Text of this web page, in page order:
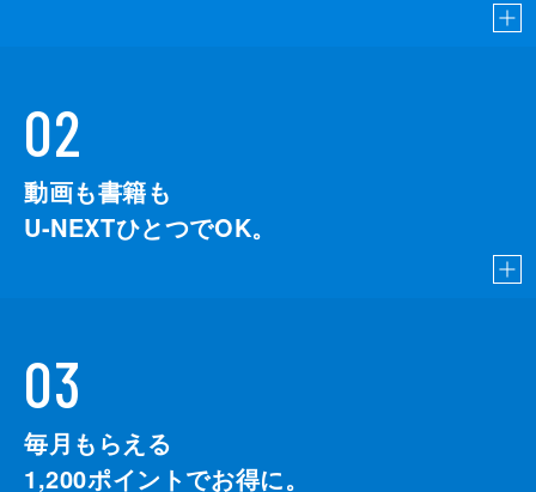
02
動画も書籍も
U-NEXTひとつでOK。
03
毎月もらえる
1,200ポイントでお得に。